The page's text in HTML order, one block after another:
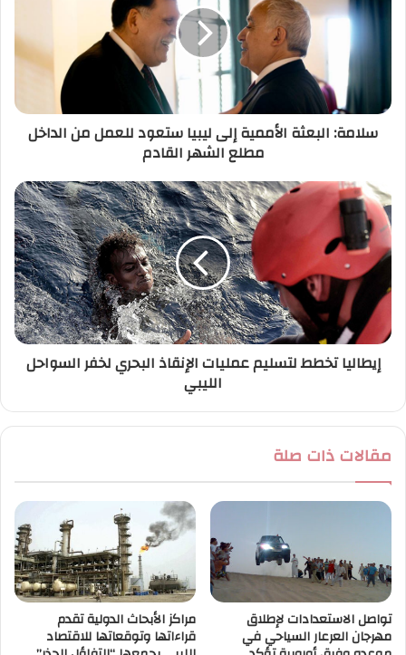
ر
سلامة: البعثة الأممية إلى ليبيا ستعود للعمل من الداخل
مطلع الشهر القادم
إيطاليا تخطط لتسليم عمليات الإنقاذ البحري لخفر السواحل
الليبي
مقالات ذات صلة
تواصل الاستعدادات لإطلاق
مهرجان العرعار السياحي في
مراكز الأبحاث الدولية تقدم
قراءاتها وتوقعاتها للاقتصاد